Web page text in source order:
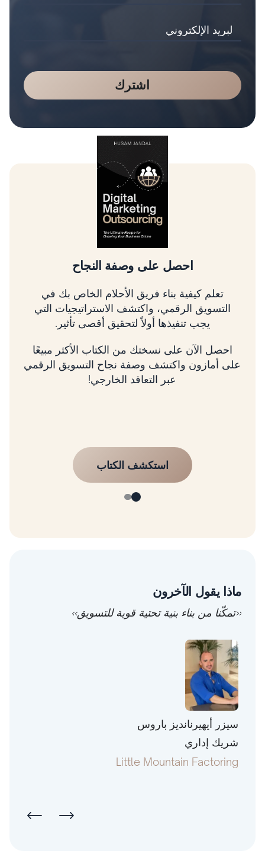
اشترك
تسلق شجرة التسويق الرقمي
تعلم كيفية تحديد أولويات الأمور الأكثر أهمية، وربط
استراتيجيتك بالإيرادات، وتنمية عملك باستخدام
إطار عمل مثبت.
ماذا يقول الآخرون
«تمكّنا من بناء بنية تحتية قوية للتسويق»
سيزر أيهيرنانديز باروس
شريك إداري
Little Mountain Factoring